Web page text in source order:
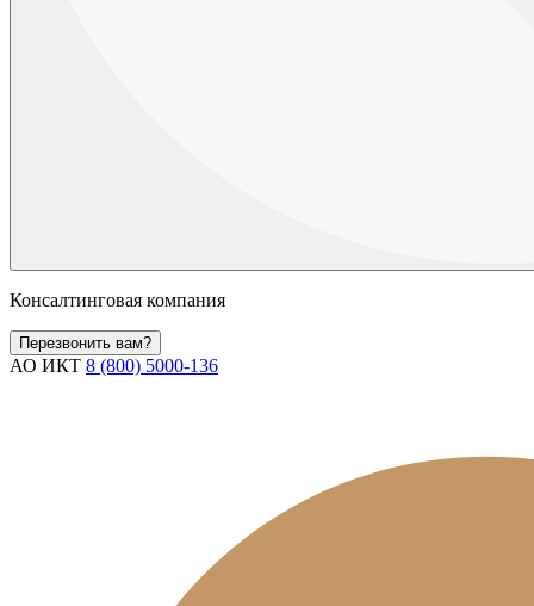
Консалтинговая компания
Перезвонить вам?
АО ИКТ 8 (800) 5000-136